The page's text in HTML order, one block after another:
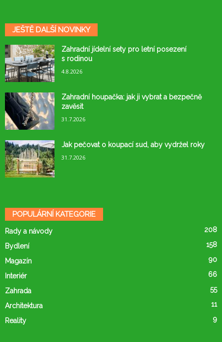
JEŠTĚ DALŠÍ NOVINKY
Zahradní jídelní sety pro letní posezení
s rodinou
4.8.2026
Zahradní houpačka: jak ji vybrat a bezpečně
zavěsit
31.7.2026
Jak pečovat o koupací sud, aby vydržel roky
31.7.2026
POPULÁRNÍ KATEGORIE
Rady a návody 208
Bydlení 158
Magazín 90
Interiér 66
Zahrada 55
Architektura 11
Reality 9